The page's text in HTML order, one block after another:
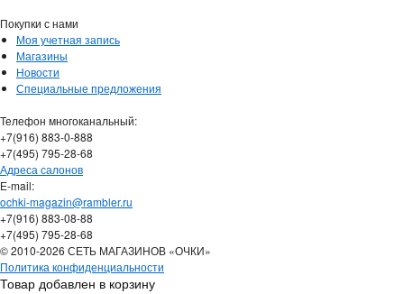
Покупки с нами
Моя учетная запись
Магазины
Новости
Специальные предложения
Телефон многоканальный:
+7(916) 883-0-888
+7(495) 795-28-68
Адреса салонов
Е-mail:
ochki-magazin@rambler.ru
+7(916) 883-08-88
+7(495) 795-28-68
© 2010-2026 СЕТЬ МАГАЗИНОВ «ОЧКИ»
Политика конфиденциальности
Товар добавлен в корзину